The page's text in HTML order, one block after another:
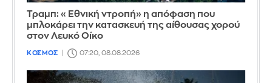
Τραμπ: «Εθνική ντροπή» η απόφαση που
μπλοκάρει την κατασκευή της αίθουσας χορού
στον Λευκό Οίκο
ΚΟΣΜΟΣ 07:20, 08.08.2026